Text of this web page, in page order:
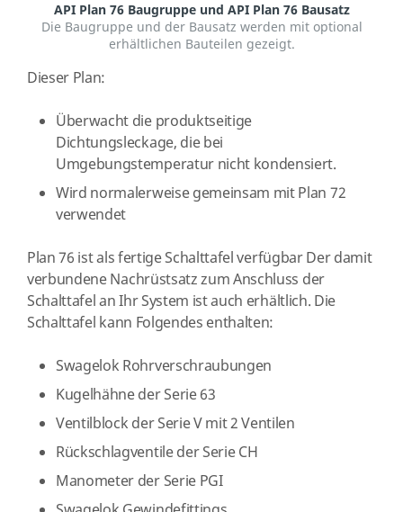
API Plan 76 Baugruppe und API Plan 76 Bausatz
Die Baugruppe und der Bausatz werden mit optional
erhältlichen Bauteilen gezeigt.
Dieser Plan:
Überwacht die produktseitige
Dichtungsleckage, die bei
Umgebungstemperatur nicht kondensiert.
Wird normalerweise gemeinsam mit Plan 72
verwendet
Plan 76 ist als fertige Schalttafel verfügbar Der damit
verbundene Nachrüstsatz zum Anschluss der
Schalttafel an Ihr System ist auch erhältlich. Die
Schalttafel kann Folgendes enthalten:
Swagelok Rohrverschraubungen
Kugelhähne der Serie 63
Ventilblock der Serie V mit 2 Ventilen
Rückschlagventile der Serie CH
Manometer der Serie PGI